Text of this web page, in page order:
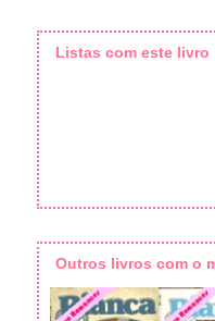
Listas com este livro
Outros livros com o